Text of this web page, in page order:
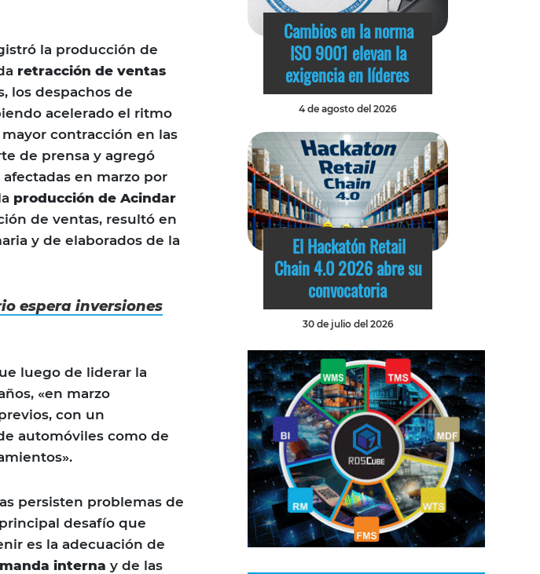
la producción de
retracción de ventas
los despachos de
acelerado el ritmo
contracción en las
de prensa y agregó
en marzo por
producción de Acindar
de ventas, resultó en
y de elaborados de la
espera inversiones
luego de liderar la
«en marzo
con un
automóviles como de
persisten problemas de
desafío que
es la adecuación de
interna y de las
Cambios en la norma
ISO 9001 elevan la
exigencia en líderes
4 de agosto del 2026
El Hackatón Retail
Chain 4.0 2026 abre su
convocatoria
30 de julio del 2026